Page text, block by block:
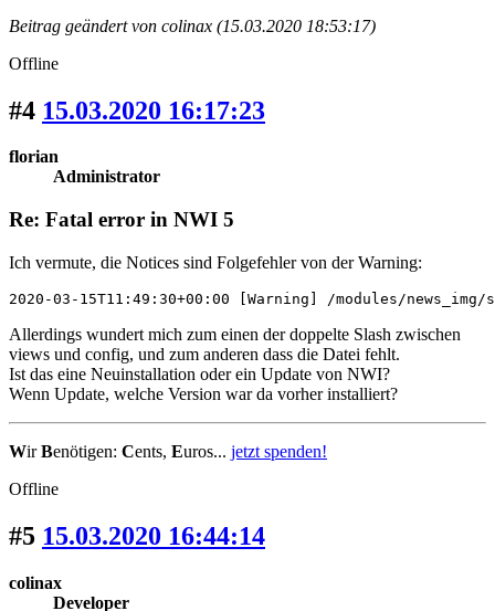
Beitrag geändert von colinax (15.03.2020 18:53:17)
Offline
#4 15.03.2020 16:17:23
florian
Administrator
Re: Fatal error in NWI 5
Ich vermute, die Notices sind Folgefehler von der Warning:
2020-03-15T11:49:30+00:00 [Warning] /modules/
Allerdings wundert mich zum einen der doppelte Slash zwischen
views und config, und zum anderen dass die Datei fehlt.
Ist das eine Neuinstallation oder ein Update von NWI?
Wenn Update, welche Version war da vorher installiert?
WirBenötigen: Cents, Euros... jetzt spenden!
Offline
#5 15.03.2020 16:44:14
colinax
Developer